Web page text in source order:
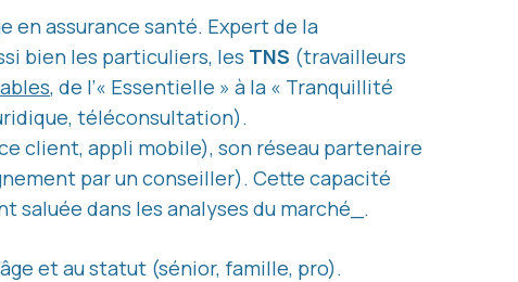
en assurance santé. Expert de la
bien les particuliers, les TNS (travailleurs
, de l’« Essentielle » à la « Tranquillité
téléconsultation).
client, appli mobile), son réseau partenaire
par un conseiller). Cette capacité
saluée dans les analyses du marché_.
et au statut (sénior, famille, pro).